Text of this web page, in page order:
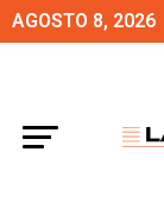
AGOSTO 8, 2026